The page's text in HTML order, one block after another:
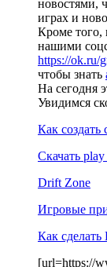
новостями,
играх и
Кроме того,
нашими
https://ok.ru/
чтобы знать
На сегодня
Увидимся
Как создать
Скачать
Drift Zone
Игровые
Как сделать
[url=https://